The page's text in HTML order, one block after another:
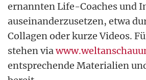
ernannten Life-Coaches und
auseinanderzusetzen, etwa
Collagen oder kurze Videos.
stehen via
entsprechende Materialien